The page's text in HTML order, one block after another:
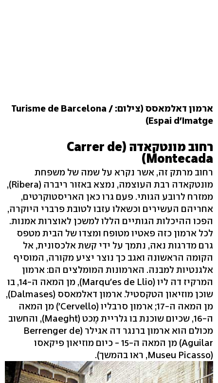
ארמון דאלמאסס (צילום: Turisme de Barcelona /
Espai d'Imatge)
רחוב מונטקאדה (Carrer de
Montecada)
רחוב מרתק זה, אשר נקרא על שמה של משפחת
מונטקאדה רבת העוצמה, נמצא באזור ריברה (Ribera),
ממזרח לרובע הגותי. פעם גרו כאן האריסטוקרטים,
אחריהם העשירים וכשאלו עזבו לטובת פרברי היוקרה,
הפכו ההיכלות הגותיים הללו למשכן לאוצרות אמנות.
לכל ארמון כזה פאטיו מטופח ומצדו של הבית מטפס
גרם מדרגות נאה, נתמך על ידי קשת אלכסונית, אל
הקומה הראשונה ואגב כך נוצר יציע מקורה, המוסיף
אלגנטיות למבנה. הארמונות המומלצים הם: ארמון
המרקיז דה ליו (Marqu'es de Llio), מן המאה ה-14, בו
שוכן מוזיאון הטקסטיל. ארמון דאלמאסס (Dalmases),
מן המאה ה-17; ארמון סרבליו (Cervello') מן המאה
ה-16, שכיום שוכנת בו גלריית מֶכט (Maeght), והחשוב
מכולם הוא ארמון ברנגר דה אגילר (Berrenger de
Aguilar) מן המאה ה-15 - כיום מוזיאון פיקאסו
(Museu Picasso, ראו בהמשך).